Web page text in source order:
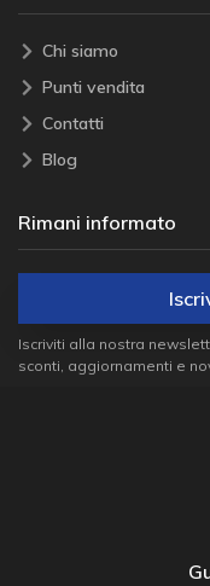
Chi siamo
Punti vendita
Contatti
Blog
Rimani informato
Iscriviti alla nostra
sconti, aggiornamenti e